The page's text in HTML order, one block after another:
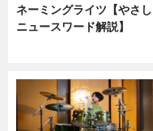
ネーミングライツ【やさ
ニュースワード解説】